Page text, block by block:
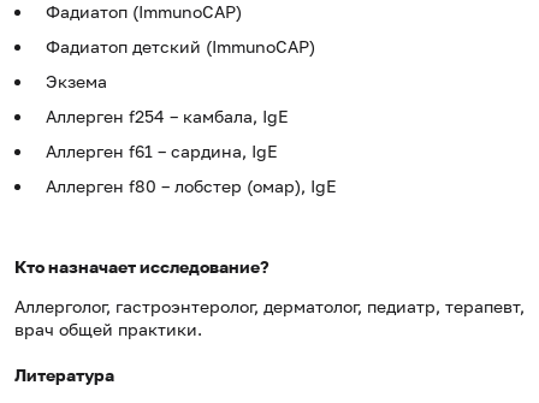
Фадиатоп (ImmunoCAP)
Фадиатоп детский (ImmunoCAP)
Экзема
Аллерген f254 – камбала, IgE
Аллерген f61 – сардина, IgE
Аллерген f80 – лобстер (омар), IgE
Кто назначает исследование?
Аллерголог, гастроэнтеролог, дерматолог, педиатр, терапевт,
врач общей практики.
Литература